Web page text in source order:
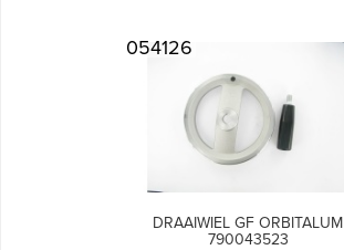
054126
DRAAIWIEL GF ORBITALUM
790043523